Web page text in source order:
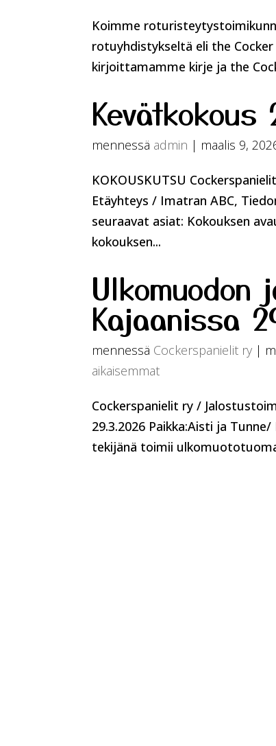
Koimme
rotuyhdistykseltä eli the
kirjoittamamme kirje ja the
Kevätkokous
mennessä admin | maalis 9,
KOKOUSKUTSU
Etäyhteys / Imatran ABC,
seuraavat asiat: Kokouksen
kokouksen...
Kajaanissa
mennessä Cockerspanielit ry |
aikaisemmat
Cockerspanielit ry /
29.3.2026 Paikka:Aisti ja
tekijänä toimii